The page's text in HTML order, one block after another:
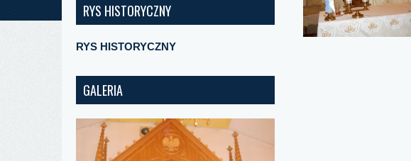
RYS HISTORYCZNY
RYS HISTORYCZNY
GALERIA